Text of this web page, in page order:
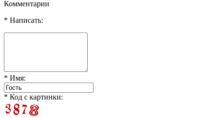
Комментарии
* Написать:
* Имя:
* Код с картинки: